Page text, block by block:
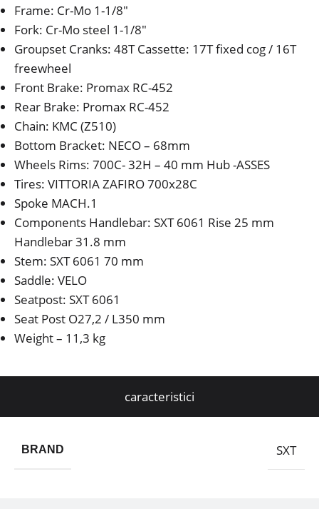
Frame: Cr-Mo 1-1/8″
Fork: Cr-Mo steel 1-1/8″
Groupset Cranks: 48T Cassette: 17T fixed cog / 16T
freewheel
Front Brake: Promax RC-452
Rear Brake: Promax RC-452
Chain: KMC (Z510)
Bottom Bracket: NECO – 68mm
Wheels Rims: 700C- 32H – 40 mm Hub -ASSES
Tires: VITTORIA ZAFIRO 700x28C
Spoke MACH.1
Components Handlebar: SXT 6061 Rise 25 mm
Handlebar 31.8 mm
Stem: SXT 6061 70 mm
Saddle: VELO
Seatpost: SXT 6061
Seat Post O27,2 / L350 mm
Weight – 11,3 kg
caracteristici
BRAND SXT